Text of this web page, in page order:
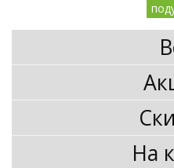
На